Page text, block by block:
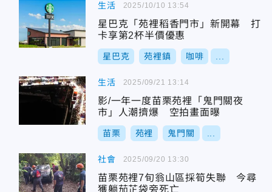
生活
星巴克「苑裡稻香門市」新開幕 打
卡享第2杯半價優惠
星巴克 苑裡鎮 咖啡
2025/10/10 13:54
生活
影/一年一度苗栗苑裡「鬼門關夜
市」人潮擠爆 空拍畫面曝
苗栗 苑裡 鬼門關
2025/09/21 13:14
社會
苗栗苑裡7旬翁山區採筍失聯 今尋
獲躺茄芷袋旁死亡
2025/09/20 13:30